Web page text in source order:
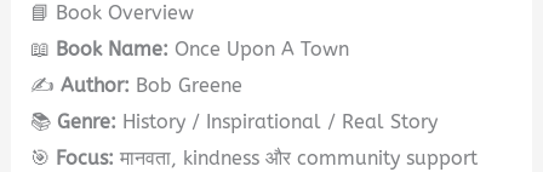
📘 Book Overview
📖 Book Name: Once Upon A Town
✍️Author: Bob Greene
📚 Genre: History / Inspirational / Real Story
🎯 Focus: मानवता, kindness और community support